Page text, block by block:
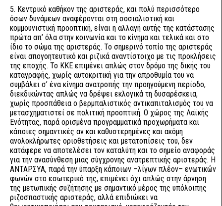
5. Κεντρικό καθήκον της αριστεράς, και πολύ περισσότερο
όσων δυνάμεων αναφέρονται στη σοσιαλιστική και
κομμουνιστική προοπτική, είναι η αλλαγή αυτής της κατάστασης
πρώτα απ’ όλα στην κοινωνία και το κίνημα και τελικά και στο
ίδιο το σώμα της αριστεράς. Το σημερινό τοπίο της αριστεράς
είναι απογοητευτικό και ριζικά αναντίστοιχο με τις προκλήσεις
της εποχής. Το ΚΚΕ επιμένει απλώς στον δρόμο της δικής του
καταγραφής, χωρίς αυτοκριτική για την απροθυμία του να
συμβάλει σ’ ένα κίνημα ανατροπής την προηγούμενη περίοδο,
διεκδικώντας απλώς να δρέψει εκλογικά τη δυσαρέσκεια,
χωρίς προσπάθεια ο βερμπαλιστικός αντικαπιταλισμός του να
μετασχηματιστεί σε πολιτική προοπτική. Ο χώρος της Λαϊκής
Ενότητας, παρά ορισμένα προγραμματικά προχωρήματα και
κάποιες σημαντικές αν και καθυστερημένες και ακόμη
ανολοκλήρωτες οριοθετήσεις και μετατοπίσεις του, δεν
κατάφερε να αποτελέσει τον καταλύτη και το σημείο αναφοράς
για την ανασύνθεση μιας σύγχρονης ανατρεπτικής αριστεράς. Η
ΑΝΤΑΡΣΥΑ, παρά την ύπαρξη κάποιων –λίγων πλέον– ενωτικών
φωνών στο εσωτερικό της, επιμένει όχι απλώς στην άρνηση
της μετωπικής συζήτησης με σημαντικό μέρος της υπόλοιπης
ριζοσπαστικής αριστεράς, αλλά επιδιώκει να